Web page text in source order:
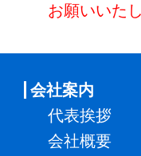
お願いいた
会社案内
代表挨拶
会社概要